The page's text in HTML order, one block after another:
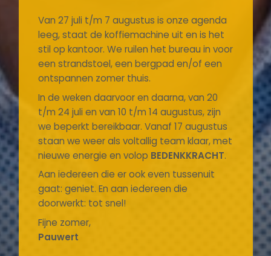
Van 27 juli t/m 7 augustus is onze agenda
leeg, staat de koffiemachine uit en is het
stil op kantoor. We ruilen het bureau in voor
een strandstoel, een bergpad en/of een
ontspannen zomer thuis.
In de weken daarvoor en daarna, van 20
t/m 24 juli en van 10 t/m 14 augustus, zijn
we beperkt bereikbaar. Vanaf 17 augustus
staan we weer als voltallig team klaar, met
nieuwe energie en volop BEDENKKRACHT.
Aan iedereen die er ook even tussenuit
gaat: geniet. En aan iedereen die
doorwerkt: tot snel!
Fijne zomer,
Pauwert